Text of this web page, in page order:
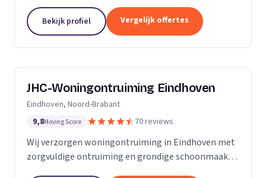
Bekijk profiel Vergelijk offertes
JHC-Woningontruiming Eindhoven
Eindhoven, Noord-Brabant
9,8Moving Score 70 reviews
Wij verzorgen woningontruiming in Eindhoven met
zorgvuldige ontruiming en grondige schoonmaak